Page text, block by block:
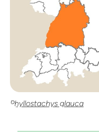
Phyllostachys glauca